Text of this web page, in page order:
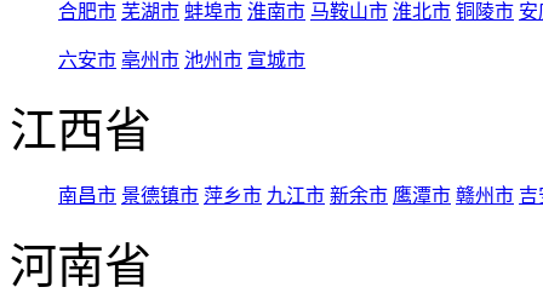
合肥市 芜湖市 蚌埠市 淮南市 马鞍山市 淮北市 铜陵市 安
六安市 亳州市 池州市 宣城市
江西省
南昌市 景德镇市 萍乡市 九江市 新余市 鹰潭市 赣州市 吉
河南省